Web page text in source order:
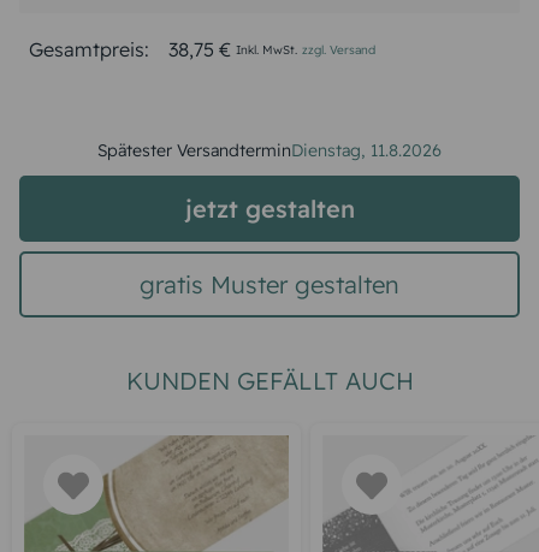
Gesamtpreis: 38,75 € Inkl. MwSt. zzgl. Versand
Spätester VersandterminDienstag, 11.8.2026
jetzt gestalten
gratis Muster gestalten
KUNDEN GEFÄLLT AUCH